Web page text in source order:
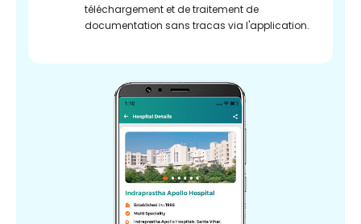
téléchargement et de traitement de
documentation sans tracas via l'application.